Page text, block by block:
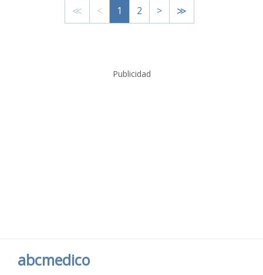
≪ < 1 2 > ≫
Publicidad
abcmedico